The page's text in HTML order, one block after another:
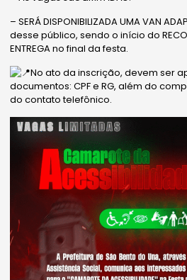
– SERÁ DISPONIBILIZADA UMA VAN
desse público, sendo o início do
ENTREGA no final da festa.
No ato da inscrição, devem ser
documentos: CPF e RG, além do
do contato telefônico.